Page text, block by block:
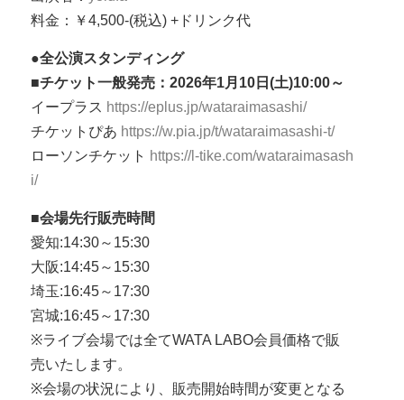
料金：￥4,500-(税込) +ドリンク代
●全公演スタンディング
■チケット一般発売：2026年1月10日(土)10:00～
イープラス https://eplus.jp/wataraimasashi/
チケットぴあ https://w.pia.jp/t/wataraimasashi-t/
ローソンチケット https://l-tike.com/wataraimasash
i/
■会場先行販売時間
愛知:14:30～15:30
大阪:14:45～15:30
埼玉:16:45～17:30
宮城:16:45～17:30
※ライブ会場では全てWATA LABO会員価格で販
売いたします。
※会場の状況により、販売開始時間が変更となる